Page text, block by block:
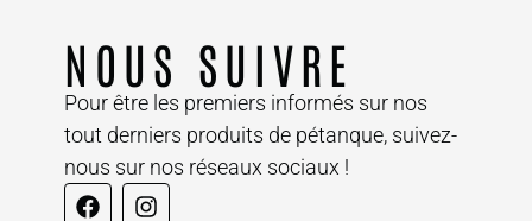
NOUS SUIVRE
Pour être les premiers informés sur nos
tout derniers produits de pétanque, suivez-
nous sur nos réseaux sociaux !